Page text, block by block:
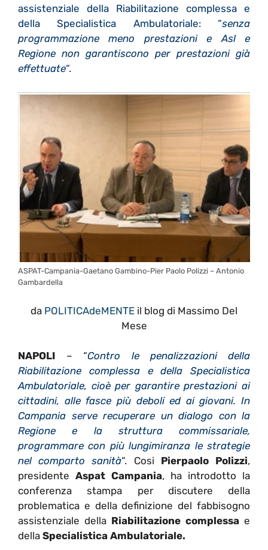
assistenziale della Riabilitazione complessa e
della Specialistica Ambulatoriale: “senza
programmazione meno prestazioni e Asl e
Regione non garantiscono per prestazioni già
effettuate“.
ASPAT-Campania-Gaetano Gambino-Pier Paolo Polizzi – Antonio
Gambardella
da POLITICAdeMENTE il blog di Massimo Del
Mese
NAPOLI – “Contro le penalizzazioni della
Riabilitazione complessa e della Specialistica
Ambulatoriale, cioè per garantire prestazioni ai
cittadini, alle fasce più deboli ed ai giovani. In
Campania serve recuperare un dialogo con la
Regione e la struttura commissariale,
programmare con più lungimiranza le strategie
nel comparto sanità“. Cosi Pierpaolo Polizzi,
presidente Aspat Campania, ha introdotto la
conferenza stampa per discutere della
problematica e della definizione del fabbisogno
assistenziale della Riabilitazione complessa e
della Specialistica Ambulatoriale.